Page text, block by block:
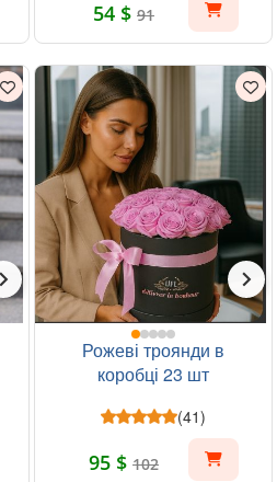
54 $ 91
Рожеві троянди в
коробці 23 шт
(41)
95 $ 102